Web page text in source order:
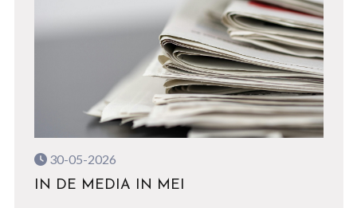
30-05-2026
IN DE MEDIA IN MEI